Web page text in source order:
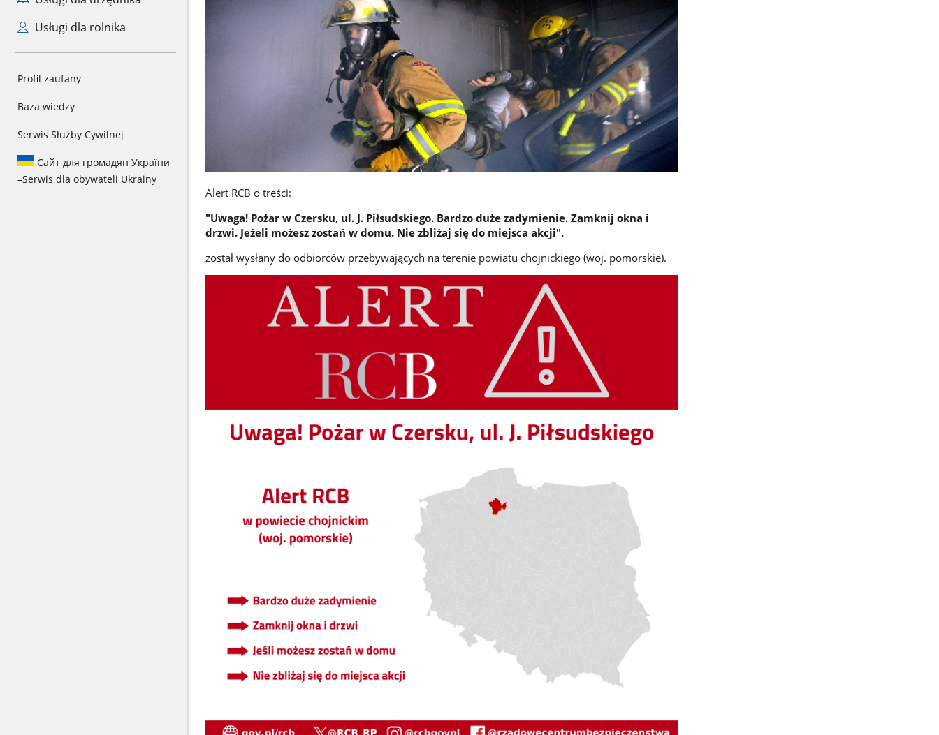
Usługi dla rolnika
Profil zaufany
Baza wiedzy
Serwis Służby Cywilnej
Сайт для громадян України
–Serwis dla obywateli Ukrainy
Alert RCB o treści:
"Uwaga! Pożar w Czersku, ul. J. Piłsudskiego. Bardzo duże zadymienie. Zamknij okna i
drzwi. Jeżeli możesz zostań w domu. Nie zbliżaj się do miejsca akcji".
został wysłany do odbiorców przebywających na terenie powiatu chojnickiego (woj. pomorskie).